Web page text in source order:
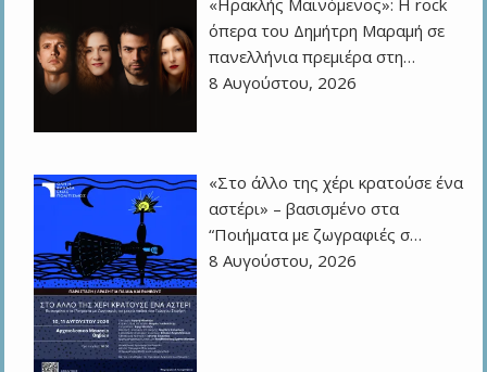
«Ηρακλής Μαινόμενος»: H rock
όπερα του Δημήτρη Μαραμή σε
πανελλήνια πρεμιέρα στη…
8 Αυγούστου, 2026
«Στο άλλο της χέρι κρατούσε ένα
αστέρι» – βασισμένο στα
“Ποιήματα με ζωγραφιές σ…
8 Αυγούστου, 2026